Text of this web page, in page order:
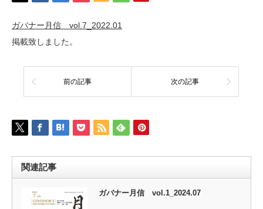
ガバナー月信 vol.7_2022.01
掲載致しました。
前の記事 次の記事
関連記事
ガバナー月信 vol.1_2024.07